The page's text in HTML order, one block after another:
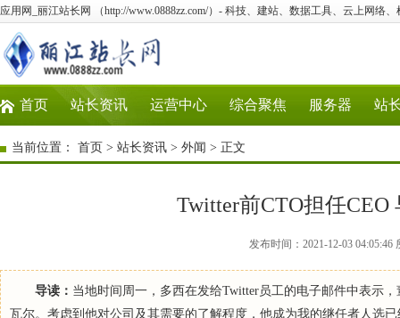
应用网_丽江站长网 （http://www.0888zz.com/）- 科技、建站、数据工具、云上网络
首页 站长资讯 运营中心 综合聚焦 服务器 站
当前位置： 首页 > 站长资讯 > 外闻 > 正文
Twitter前CTO担任
发布时间：2021-12-03
导读： 当地时间周一，多西在发给Twitter员工的电子邮件中表示
瓦尔。考虑到他对公司及其需要的了解程度，他成为我的继任者人选